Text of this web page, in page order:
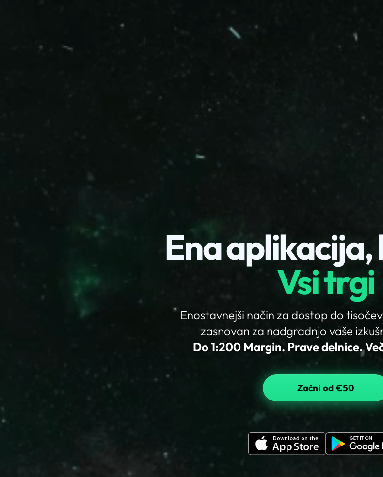
Ena aplikacija,
Vsi trgi
Enostavnejši način za dostop do
zasnovan za nadgradnjo vaše
Do 1:200 Margin. Prave delnice.
Začni od €50